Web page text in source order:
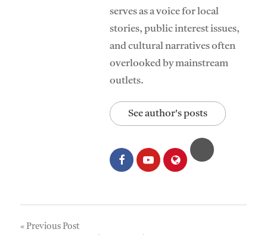
serves as a voice for local
stories, public interest issues,
and cultural narratives often
overlooked by mainstream
outlets.
See author's posts
Post
Previous Post